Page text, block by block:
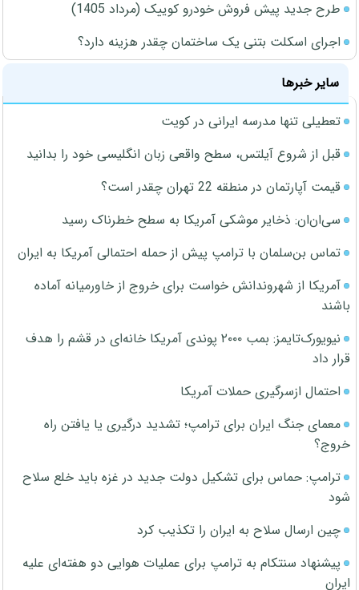
طرح جدید پیش فروش خودرو کوییک (مرداد 1405)
اجرای اسکلت بتنی یک ساختمان چقدر هزینه دارد؟
سایر خبرها
تعطیلی تنها مدرسه ایرانی در کویت
قبل از شروع آیلتس، سطح واقعی زبان انگلیسی خود را بدانید
قیمت آپارتمان در منطقه 22 تهران چقدر است؟
سی‌ان‌ان: ذخایر موشکی آمریکا به سطح خطرناک رسید
تماس بن‌سلمان با ترامپ پیش از حمله احتمالی آمریکا به ایران
آمریکا از شهروندانش خواست برای خروج از خاورمیانه آماده
باشند
نیویورک‌تایمز: بمب ۲۰۰۰ پوندی آمریکا خانه‌ای در قشم را هدف
قرار داد
احتمال ازسرگیری حملات آمریکا
معمای جنگ ایران برای ترامپ؛ تشدید درگیری یا یافتن راه
خروج؟
ترامپ: حماس برای تشکیل دولت جدید در غزه باید خلع سلاح
شود
چین ارسال سلاح به ایران را تکذیب کرد
پیشنهاد سنتکام به ترامپ برای عملیات هوایی دو هفته‌ای علیه
ایران